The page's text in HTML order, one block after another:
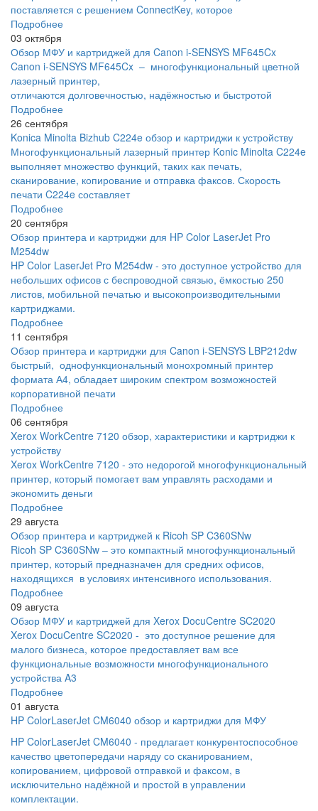
поставляется с решением ConnectKey, которое
Подробнее
03 октября
Обзор МФУ и картриджей для Canon i-SENSYS MF645Cx
Canon i-SENSYS MF645Cx – многофункциональный цветной
лазерный принтер,
отличаются долговечностью, надёжностью и быстротой
Подробнее
26 сентября
Konica Minolta Bizhub C224e обзор и картриджи к устройству
Многофункциональный лазерный принтер Konic Minolta C224e
выполняет множество функций, таких как печать,
сканирование, копирование и отправка факсов. Скорость
печати C224e составляет
Подробнее
20 сентября
Обзор принтера и картриджи для HP Color LaserJet Pro
M254dw
HP Color LaserJet Pro M254dw - это доступное устройство для
небольших офисов с беспроводной связью, ёмкостью 250
листов, мобильной печатью и высокопроизводительными
картриджами.
Подробнее
11 сентября
Обзор принтера и картриджи для Canon i-SENSYS LBP212dw
быстрый, однофункциональный монохромный принтер
формата А4, обладает широким спектром возможностей
корпоративной печати
Подробнее
06 сентября
Xerox WorkCentre 7120 обзор, характеристики и картриджи к
устройству
Xerox WorkCentre 7120 - это недорогой многофункциональный
принтер, который помогает вам управлять расходами и
экономить деньги
Подробнее
29 августа
Обзор принтера и картриджей к Ricoh SP C360SNw
Ricoh SP C360SNw – это компактный многофункциональный
принтер, который предназначен для средних офисов,
находящихся в условиях интенсивного использования.
Подробнее
09 августа
Обзор МФУ и картриджей для Xerox DocuCentre SC2020
Xerox DocuCentre SC2020 - это доступное решение для
малого бизнеса, которое предоставляет вам все
функциональные возможности многофункционального
устройства A3
Подробнее
01 августа
HP ColorLaserJet CM6040 обзор и картриджи для МФУ
HP ColorLaserJet CM6040 - предлагает конкурентоспособное
качество цветопередачи наряду со сканированием,
копированием, цифровой отправкой и факсом, в
исключительно надёжной и простой в управлении
комплектации.